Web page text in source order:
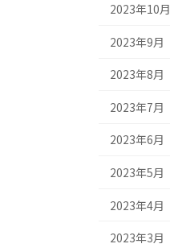
2023年10月
2023年9月
2023年8月
2023年7月
2023年6月
2023年5月
2023年4月
2023年3月